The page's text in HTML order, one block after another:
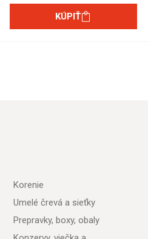
KÚPIŤ
Korenie
Umelé črevá a sieťky
Prepravky, boxy, obaly